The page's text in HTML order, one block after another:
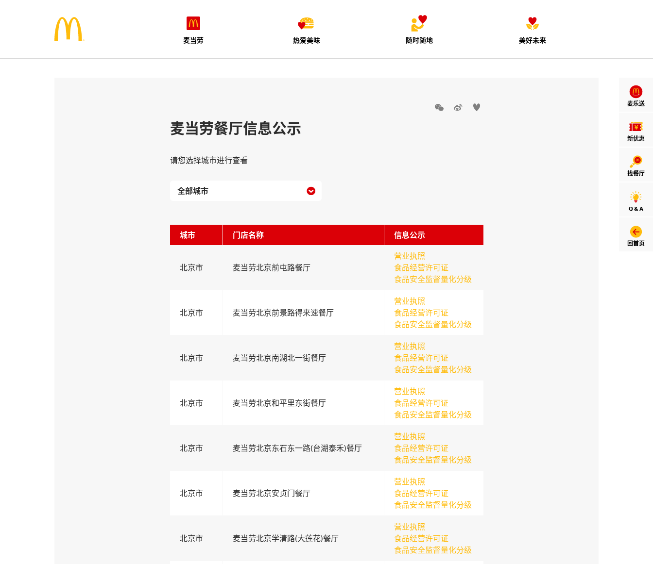
麦当劳 热爱美味 随时随地 美好未来
麦乐送
新优惠
找餐厅
Q & A
回首页
  
麦当劳餐厅信息公示
请您选择城市进行查看

城市 门店名称 信息公示
北京市 麦当劳北京前屯路餐厅
营业执照
食品经营许可证
食品安全监督量化分级
北京市 麦当劳北京前景路得来速餐厅
营业执照
食品经营许可证
食品安全监督量化分级
北京市 麦当劳北京南湖北一街餐厅
营业执照
食品经营许可证
食品安全监督量化分级
北京市 麦当劳北京和平里东街餐厅
营业执照
食品经营许可证
食品安全监督量化分级
北京市 麦当劳北京东石东一路(台湖泰禾)餐厅
营业执照
食品经营许可证
食品安全监督量化分级
北京市 麦当劳北京安贞门餐厅
营业执照
食品经营许可证
食品安全监督量化分级
北京市 麦当劳北京学清路(大莲花)餐厅
营业执照
食品经营许可证
食品安全监督量化分级